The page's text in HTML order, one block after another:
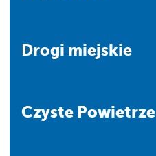
Drogi miejskie
Czyste Powietrze